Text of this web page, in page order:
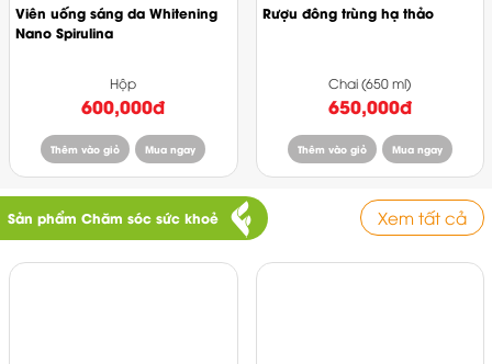
Viên uống sáng da Whitening
Nano Spirulina
Hộp
600,000đ
Thêm vào giỏ Mua ngay
Rượu đông trùng hạ thảo
Chai (650 ml)
650,000đ
Thêm vào giỏ Mua ngay
Sản phẩm Chăm sóc sức khoẻ Xem tất cả